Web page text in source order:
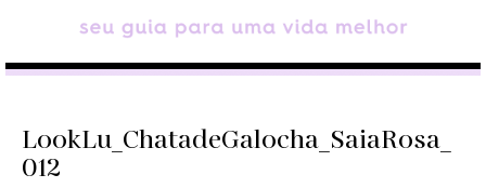
LookLu_ChatadeGalocha_SaiaRosa_
012